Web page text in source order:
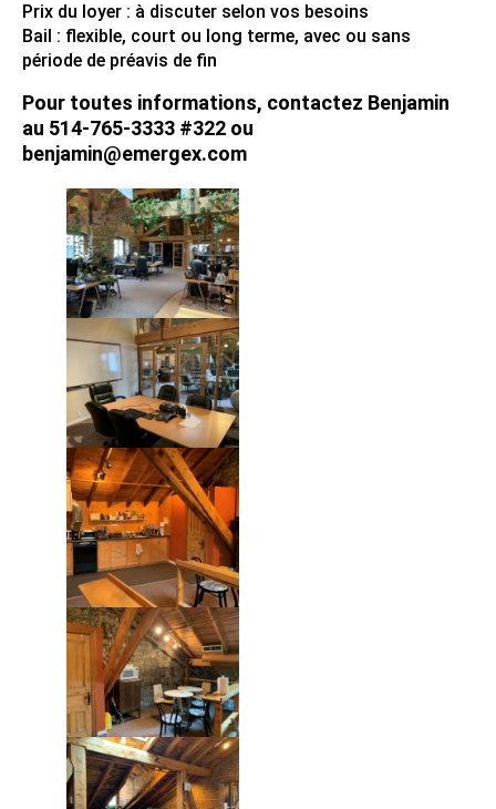
Prix du loyer : à discuter selon vos besoins
Bail : flexible, court ou long terme, avec ou sans
période de préavis de fin
Pour toutes informations, contactez Benjamin
au 514-765-3333 #322 ou
benjamin@emergex.com